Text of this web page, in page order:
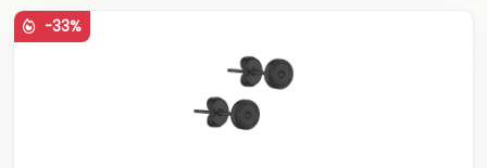
-33%